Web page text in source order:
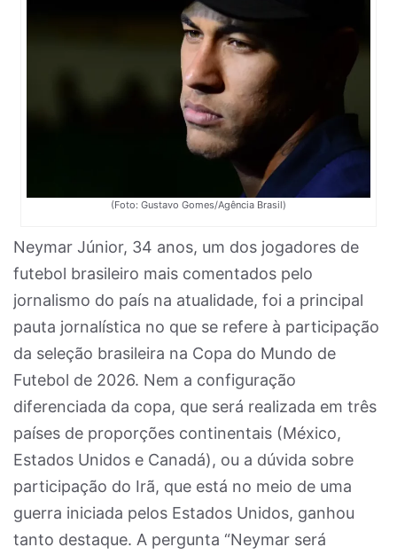
(Foto: Gustavo Gomes/Agência Brasil)
Neymar Júnior, 34 anos, um dos jogadores de
futebol brasileiro mais comentados pelo
jornalismo do país na atualidade, foi a principal
pauta jornalística no que se refere à participação
da seleção brasileira na Copa do Mundo de
Futebol de 2026. Nem a configuração
diferenciada da copa, que será realizada em três
países de proporções continentais (México,
Estados Unidos e Canadá), ou a dúvida sobre
participação do Irã, que está no meio de uma
guerra iniciada pelos Estados Unidos, ganhou
tanto destaque. A pergunta “Neymar será